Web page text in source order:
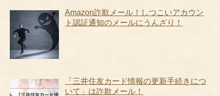
Amazon詐欺メール！しつこいアカウン
ト認証通知のメールにうんざり！
「三井住友カード情報の更新手続きにつ
いて」は詐欺メール！